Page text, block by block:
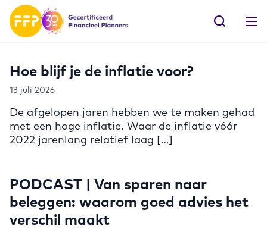
Hoe blijf je de inflatie voor?
13 juli 2026
De afgelopen jaren hebben we te maken gehad
met een hoge inflatie. Waar de inflatie vóór
2022 jarenlang relatief laag […]
PODCAST | Van sparen naar
beleggen: waarom goed advies het
verschil maakt